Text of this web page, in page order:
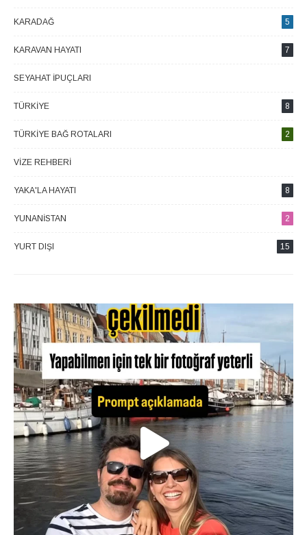
KARADAĞ 5
KARAVAN HAYATI 7
SEYAHAT İPUÇLARI
TÜRKIYE 8
TÜRKIYE BAĞ ROTALARI 2
VIZE REHBERI
YAKA'LA HAYATI 8
YUNANISTAN 2
YURT DIŞI 15